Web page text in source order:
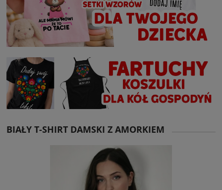
BIAŁY T-SHIRT DAMSKI Z AMORKIEM